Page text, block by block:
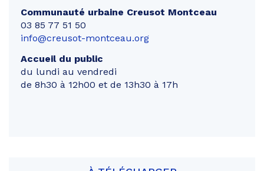
Communauté urbaine Creusot Montceau
03 85 77 51 50
info@creusot-montceau.org
Accueil du public
du lundi au vendredi
de 8h30 à 12h00 et de 13h30 à 17h